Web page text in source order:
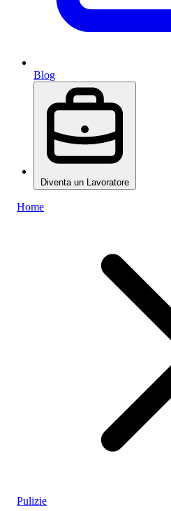
Blog
Diventa un Lavoratore
Home
Pulizie